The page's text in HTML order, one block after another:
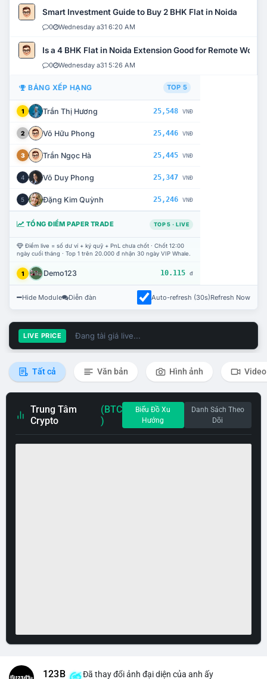
Smart Investment Guide to Buy 2 BHK Flat in Noida
0 Wednesday a31 6:20 AM
Is a 4 BHK Flat in Noida Extension Good for Remote Work?
0 Wednesday a31 5:26 AM
BẢNG XẾP HẠNG TOP 5
1 Trần Thị Hương 25,548 VNĐ
2 Võ Hữu Phong 25,446 VNĐ
3 Trần Ngọc Hà 25,445 VNĐ
4 Võ Duy Phong 25,347 VNĐ
5 Đặng Kim Quỳnh 25,246 VNĐ
TỔNG ĐIỂM PAPER TRADE TOP 5 · LIVE
Điểm live = số dư ví + ký quỹ + PnL chưa chốt · Chốt 12:00
ngày cuối tháng · Top 1 trên 20.000 đ nhận 30 ngày VIP Whale.
1 Demo123 10.115 đ
Hide Module Diễn đàn Auto-refresh (30s)Refresh Now
LIVE PRICE Đang tải giá live...
Tất cả Văn bản Hình ảnh Video
Trung Tâm
Crypto
(BTC
)
Biểu Đồ Xu
Hướng
Danh Sách Theo
Dõi
123B Đã thay đổi ảnh đại diện của anh ấy